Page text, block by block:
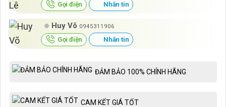
Gọi điện Nhắn tin
Huy Võ 0945311906
Gọi điện Nhắn tin
ĐẢM BẢO 100% CHÍNH HÃNG
CAM KẾT GIÁ TỐT